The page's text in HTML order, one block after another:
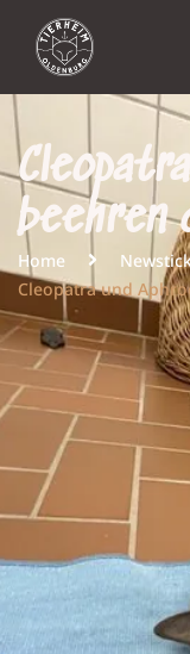
beehren
Home
Cleopatra und